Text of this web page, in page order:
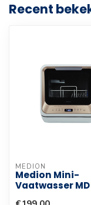
Recent
MEDION
Medion Mini-
Vaatwasser MD